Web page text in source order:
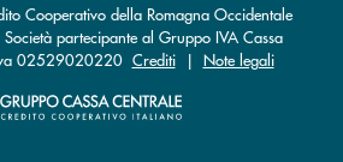
Cooperativo della Romagna Occidentale
partecipante al Gruppo IVA Cassa
02529020220 Crediti| Note legali